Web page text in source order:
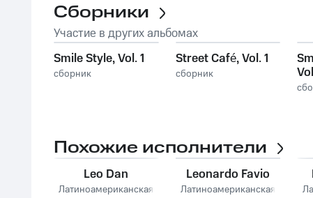
Сборники
Участие в других альбомах
Smile Style, Vol. 1
сборник
Street Café, Vol. 1
сборник
Похожие исполнители
Leo Dan
Латиноамериканская
Leonardo Favio
Латиноамериканская